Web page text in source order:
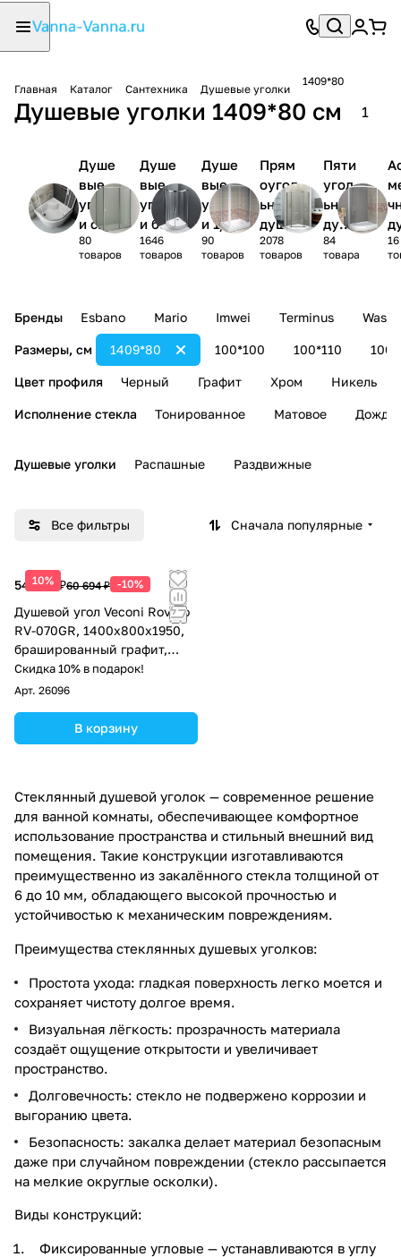
Главная Каталог Сантехника Душевые уголки
1409*80
Душевые уголки 1409*80 см 1
Душе
вые
уголк
и с
поддо
ном
80
товаров
Душе
вые
уголк
и без
поддо
на
1646
товаров
Душе
вые
уголк
и 1/4
круга
90
товаров
Прям
оугол
ьные
душев
ые
уголк
2078
товаров
Пяти
угол
ьные
душе
вые
угол
84
товара
16
Бренды Esbano Mario Imwei Terminus
Размеры, см 100*100 100*110
1409*80
Цвет профиля Черный Графит Хром Никель
Исполнение стекла Тонированное Матовое Дождь
Душевые уголки Распашные Раздвижные
Все фильтры Сначала популярные
10%
54 625 ₽60 694 ₽ -10%
Душевой угол Veconi Rovigo
RV-070GR, 1400х800х1950,
брашированный графит,
стекло прозрачное
Скидка 10% в подарок!
Арт. 26096
В корзину
Стеклянный душевой уголок — современное решение
для ванной комнаты, обеспечивающее комфортное
использование пространства и стильный внешний вид
помещения. Такие конструкции изготавливаются
преимущественно из закалённого стекла толщиной от
6 до 10 мм, обладающего высокой прочностью и
устойчивостью к механическим повреждениям.
Преимущества стеклянных душевых уголков:
Простота ухода: гладкая поверхность легко моется и
сохраняет чистоту долгое время.
Визуальная лёгкость: прозрачность материала
создаёт ощущение открытости и увеличивает
пространство.
Долговечность: стекло не подвержено коррозии и
выгоранию цвета.
Безопасность: закалка делает материал безопасным
даже при случайном повреждении (стекло рассыпается
на мелкие округлые осколки).
Виды конструкций:
Фиксированные угловые — устанавливаются в углу